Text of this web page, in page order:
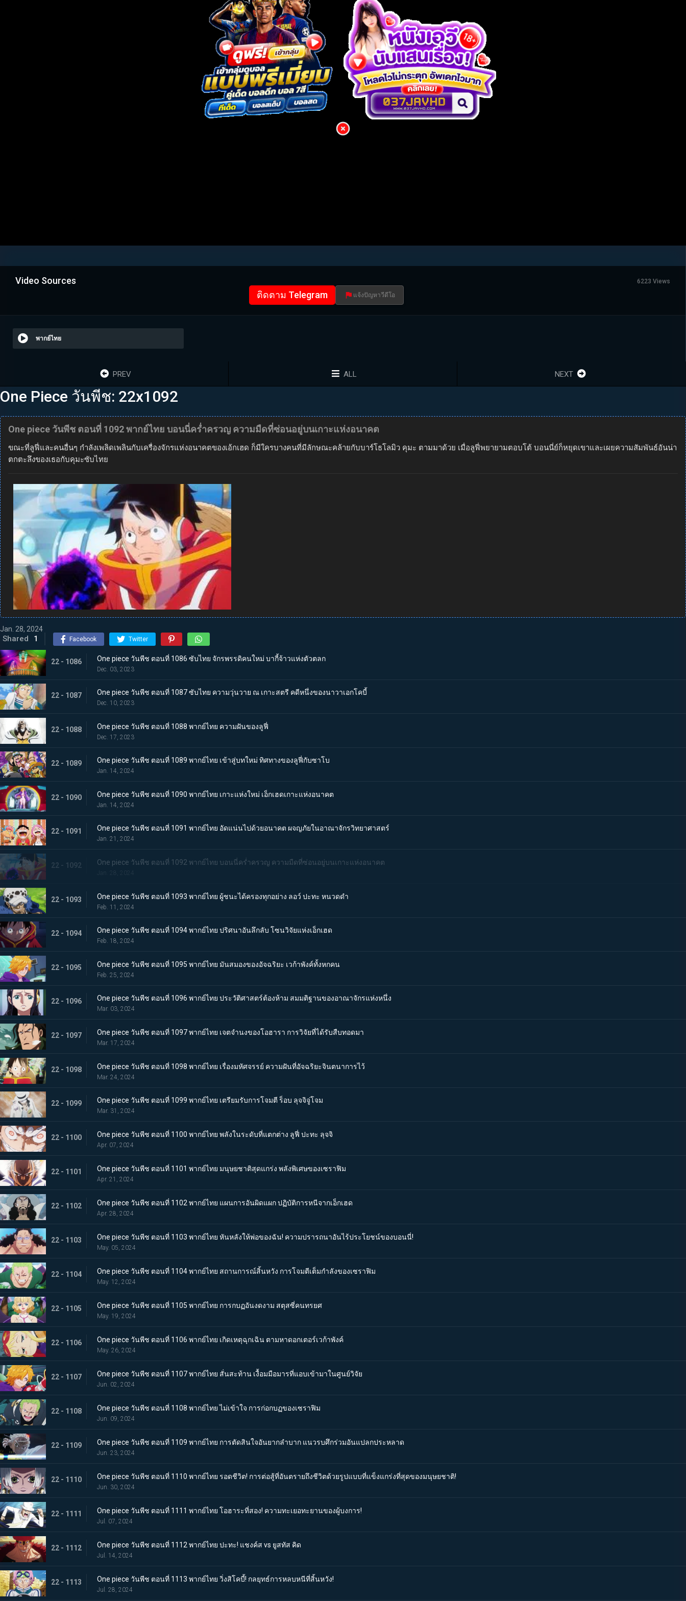
Video Sources 6223 Views
ติดตาม Telegram แจ้งปัญหาวีดีโอ
พากย์ไทย
PREV ALL NEXT
One Piece วันพีช: 22x1092
One piece วันพีช ตอนที่ 1092 พากย์ไทย บอนนี่คร่ำครวญ ความมืดที่ซ่อนอยู่บนเกาะแห่งอนาคต
ขณะที่ลูฟี่และคนอื่นๆ กำลังเพลิดเพลินกับเครื่องจักรแห่งอนาคตของเอ้กเฮด ก็มีใครบางคนที่มีลักษณะคล้ายกับบาร์โธโลมิว คุมะ ตามมาด้วย เมื่อลูฟี่พยายามตอบโต้ บอนนี่ย์ก็หยุดเขาและเผยความสัมพันธ์อันน่า
ตกตะลึงของเธอกับคุมะซับไทย
Jan. 28, 2024
Shared 1 Facebook Twitter
22 - 1086 One piece วันพีช ตอนที่ 1086 ซับไทย จักรพรรดิคนใหม่ บากี้จ้าวแห่งตัวตลก
Dec. 03, 2023
22 - 1087 One piece วันพีช ตอนที่ 1087 ซับไทย ความวุ่นวาย ณ เกาะสตรี คดีหนึ่งของนาวาเอกโคบี้
Dec. 10, 2023
22 - 1088 One piece วันพีช ตอนที่ 1088 พากย์ไทย ความฝันของลูฟี่
Dec. 17, 2023
22 - 1089 One piece วันพีช ตอนที่ 1089 พากย์ไทย เข้าสู่บทใหม่ ทิศทางของลูฟี่กับซาโบ
Jan. 14, 2024
22 - 1090 One piece วันพีช ตอนที่ 1090 พากย์ไทย เกาะแห่งใหม่ เอ็กเฮดเกาะแห่งอนาคต
Jan. 14, 2024
22 - 1091 One piece วันพีช ตอนที่ 1091 พากย์ไทย อัดแน่นไปด้วยอนาคต ผจญภัยในอาณาจักรวิทยาศาสตร์
Jan. 21, 2024
22 - 1092 One piece วันพีช ตอนที่ 1092 พากย์ไทย บอนนี่คร่ำครวญ ความมืดที่ซ่อนอยู่บนเกาะแห่งอนาคต
Jan. 28, 2024
22 - 1093 One piece วันพีช ตอนที่ 1093 พากย์ไทย ผู้ชนะได้ครองทุกอย่าง ลอว์ ปะทะ หนวดดำ
Feb. 11, 2024
22 - 1094 One piece วันพีช ตอนที่ 1094 พากย์ไทย ปริศนาอันลึกลับ โซนวิจัยแห่งเอ็กเฮด
Feb. 18, 2024
22 - 1095 One piece วันพีช ตอนที่ 1095 พากย์ไทย มันสมองของอัจฉริยะ เวก้าพังค์ทั้งหกคน
Feb. 25, 2024
22 - 1096 One piece วันพีช ตอนที่ 1096 พากย์ไทย ประวัติศาสตร์ต้องห้าม สมมติฐานของอาณาจักรแห่งหนึ่ง
Mar. 03, 2024
22 - 1097 One piece วันพีช ตอนที่ 1097 พากย์ไทย เจตจำนงของโอฮารา การวิจัยที่ได้รับสืบทอดมา
Mar. 17, 2024
22 - 1098 One piece วันพีช ตอนที่ 1098 พากย์ไทย เรื่องมหัศจรรย์ ความฝันที่อัจฉริยะจินตนาการไว้
Mar. 24, 2024
22 - 1099 One piece วันพีช ตอนที่ 1099 พากย์ไทย เตรียมรับการโจมตี ร็อบ ลุจจิจู่โจม
Mar. 31, 2024
22 - 1100 One piece วันพีช ตอนที่ 1100 พากย์ไทย พลังในระดับที่แตกต่าง ลูฟี่ ปะทะ ลุจจิ
Apr. 07, 2024
22 - 1101 One piece วันพีช ตอนที่ 1101 พากย์ไทย มนุษยชาติสุดแกร่ง พลังพิเศษของเซราฟิม
Apr. 21, 2024
22 - 1102 One piece วันพีช ตอนที่ 1102 พากย์ไทย แผนการอันผิดแผก ปฏิบัติการหนีจากเอ็กเฮด
Apr. 28, 2024
22 - 1103 One piece วันพีช ตอนที่ 1103 พากย์ไทย หันหลังให้พ่อของฉัน! ความปรารถนาอันไร้ประโยชน์ของบอนนี่!
May. 05, 2024
22 - 1104 One piece วันพีช ตอนที่ 1104 พากย์ไทย สถานการณ์สิ้นหวัง การโจมตีเต็มกำลังของเซราฟิม
May. 12, 2024
22 - 1105 One piece วันพีช ตอนที่ 1105 พากย์ไทย การกบฏอันงดงาม สตุสซี่คนทรยศ
May. 19, 2024
22 - 1106 One piece วันพีช ตอนที่ 1106 พากย์ไทย เกิดเหตุฉุกเฉิน ตามหาดอกเตอร์เวก้าพังค์
May. 26, 2024
22 - 1107 One piece วันพีช ตอนที่ 1107 พากย์ไทย สั่นสะท้าน เงื้อมมือมารที่แอบเข้ามาในศูนย์วิจัย
Jun. 02, 2024
22 - 1108 One piece วันพีช ตอนที่ 1108 พากย์ไทย ไม่เข้าใจ การก่อกบฏของเซราฟิม
Jun. 09, 2024
22 - 1109 One piece วันพีช ตอนที่ 1109 พากย์ไทย การตัดสินใจอันยากลำบาก แนวรบศึกร่วมอันแปลกประหลาด
Jun. 23, 2024
22 - 1110 One piece วันพีช ตอนที่ 1110 พากย์ไทย รอดชีวิต! การต่อสู้ที่อันตรายถึงชีวิตด้วยรูปแบบที่แข็งแกร่งที่สุดของมนุษยชาติ!
Jun. 30, 2024
22 - 1111 One piece วันพีช ตอนที่ 1111 พากย์ไทย โอฮาระที่สอง! ความทะเยอทะยานของผู้บงการ!
Jul. 07, 2024
22 - 1112 One piece วันพีช ตอนที่ 1112 พากย์ไทย ปะทะ! แชงค์ส vs ยูสทัส คิด
Jul. 14, 2024
22 - 1113 One piece วันพีช ตอนที่ 1113 พากย์ไทย วิ่งสิโคบี้! กลยุทธ์การหลบหนีที่สิ้นหวัง!
Jul. 28, 2024